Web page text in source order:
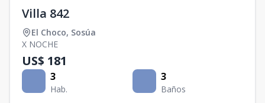
Villa 842
El Choco, Sosúa
X NOCHE
US$ 181
3
Hab.
3
Baños